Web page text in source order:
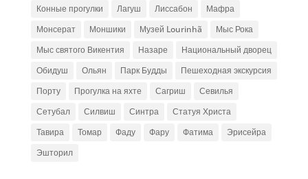
Конные прогулки
Лагуш Лиссабон
Мафра
Монсерат
Моншики Музей Lourinhã
Мыс Рока
Мыс святого Викентия
Назаре
Национальный дворец
Обидуш
Ольян Парк Будды
Пешеходная экскурсия
Порту
Прогулка на яхте Сагриш
Севилья
Сетубал
Силвиш Синтра
Статуя Христа
Тавира
Томар Фаду Фару Фатима
Эрисейра
Эшторил